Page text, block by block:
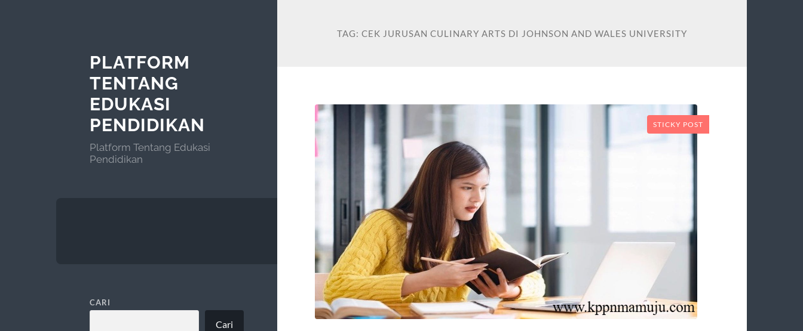
PLATFORM
TENTANG
EDUKASI
PENDIDIKAN
Platform Tentang Edukasi
Pendidikan
CARI
Cari
TAG: CEK JURUSAN CULINARY ARTS DI JOHNSON AND WALES UNIVERSITY
STICKY POST